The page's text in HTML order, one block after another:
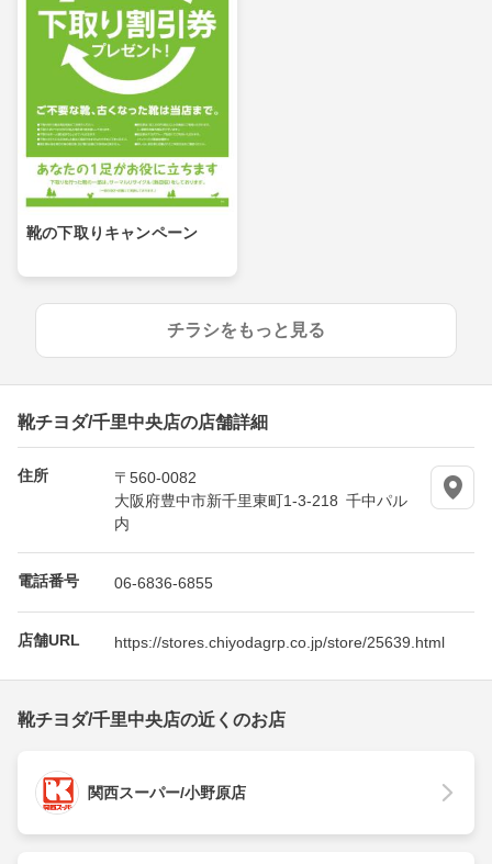
靴の下取りキャンペーン
チラシをもっと見る
靴チヨダ/千里中央店の店舗詳細
住所
〒560-0082
大阪府豊中市新千里東町1-3-218 千中パル
内
電話番号 06-6836-6855
店舗URL https://stores.chiyodagrp.co.jp/store/25639.html
靴チヨダ/千里中央店の近くのお店
関西スーパー/小野原店